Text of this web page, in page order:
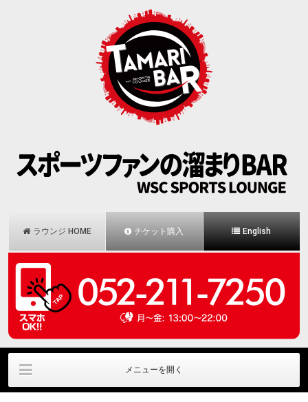
ラウンジ HOME チケット購入 English
メニューを開く